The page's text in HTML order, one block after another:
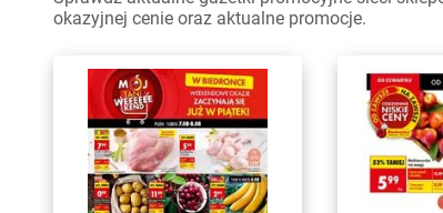
okazyjnej cenie oraz aktualne promocje.